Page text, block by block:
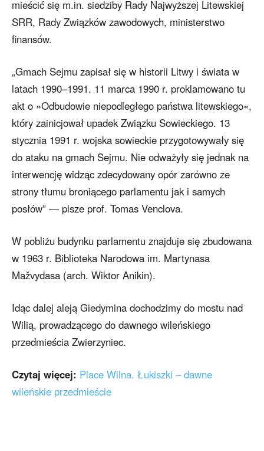
mieścić się m.in. siedziby Rady Najwyższej Litewskiej
SRR, Rady Związków zawodowych, ministerstwo
finansów.
„Gmach Sejmu zapisał się w historii Litwy i świata w
latach 1990–1991. 11 marca 1990 r. proklamowano tu
akt o »Odbudowie niepodległego państwa litewskiego«,
który zainicjował upadek Związku Sowieckiego. 13
stycznia 1991 r. wojska sowieckie przygotowywały się
do ataku na gmach Sejmu. Nie odważyły się jednak na
interwencję widząc zdecydowany opór zarówno ze
strony tłumu broniącego parlamentu jak i samych
posłów” — pisze prof. Tomas Venclova.
W pobliżu budynku parlamentu znajduje się zbudowana
w 1963 r. Biblioteka Narodowa im. Martynasa
Mažvydasa (arch. Wiktor Anikin).
Idąc dalej aleją Giedymina dochodzimy do mostu nad
Wilią, prowadzącego do dawnego wileńskiego
przedmieścia Zwierzyniec.
Czytaj więcej: Place Wilna. Łukiszki – dawne
wileńskie przedmieście